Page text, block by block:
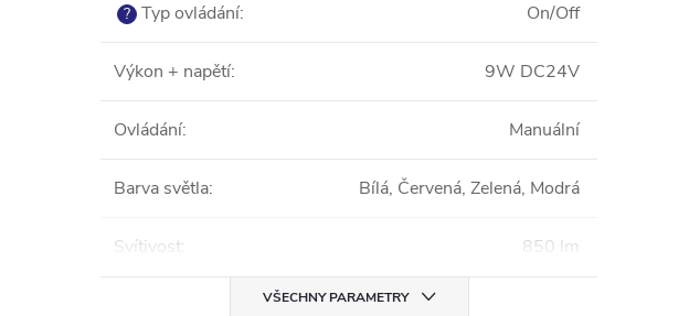
? Typ ovládání: On/Off
Výkon + napětí: 9W DC24V
Ovládání: Manuální
Barva světla: Bílá, Červená, Zelená, Modrá
Svítivost: 850 lm
VŠECHNY PARAMETRY